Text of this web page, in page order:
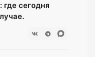
сегодня